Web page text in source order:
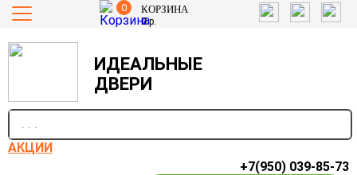
0 КОРЗИНА
0р.
ИДЕАЛЬНЫЕ
ДВЕРИ
АКЦИИ
+7(950) 039-85-73